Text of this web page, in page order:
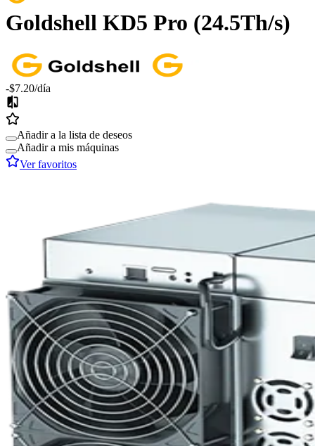
Goldshell KD5 Pro (24.5Th/s)
-$7.20/día
Añadir a la lista de deseos
Añadir a mis máquinas
Ver favoritos